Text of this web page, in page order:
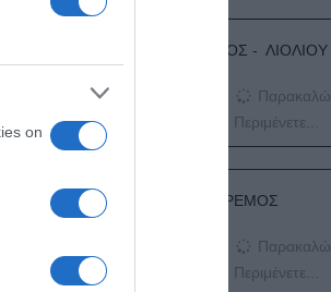
on
ΛΟΓΑΡΙΑΣΜΟΣ - ΛΙΟΛΙΟΥ
Παρακαλώ
Περιμένετε...
ΔΕΥΤΕΡΑ – ΡΕΜΟΣ
Παρακαλώ
Περιμένετε...